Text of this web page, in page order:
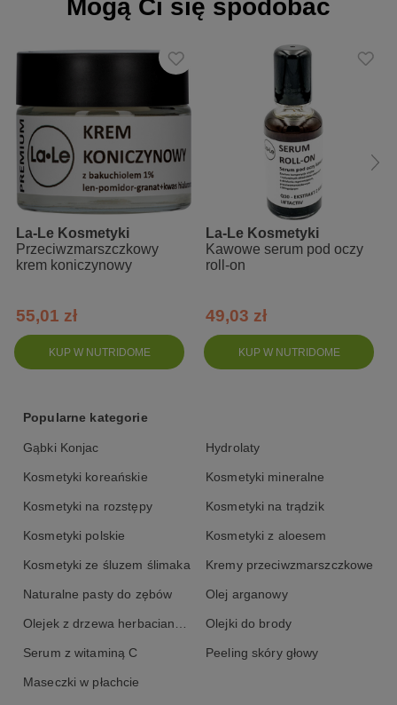
wygładza zmarszczki
opóźnia procesy starzenia się skóry
chroni przed czynnikami środowiska zewnętrznego
Zalety
dla każdego rodzaju skóry
szklane opakowanie
przyjemny zapach rabarbaru
Sposób użycia
Skład INCI
Aqua, Hyaluronic Acid, Glycerin, Hydrolyzed Caesalpinia Spinosa
Polyglyceryl - 3 PCA, Dehydroacetic Acid, Benzyl Alcohol, Parfum
Mogą Ci się spodobać
KUP W NUTRIDOME
La-Le Kosmetyki
Przeciwzmarszczkowy
krem koniczynowy
55,01 zł
KUP W NUTRIDOME
La-Le Kosmetyki
Kawowe serum pod oczy
roll-on
49,03 zł
Popularne kategorie
Gąbki Konjac Hydrolaty
Kosmetyki koreańskie Kosmetyki mineralne
Kosmetyki na rozstępy Kosmetyki na trądzik
Kosmetyki polskie Kosmetyki z aloesem
Kosmetyki ze śluzem ślimaka Kremy przeciwzmarszczkowe
Naturalne pasty do zębów Olej arganowy
Olejek z drzewa herbacianego Olejki do brody
Serum z witaminą C Peeling skóry głowy
Maseczki w płachcie